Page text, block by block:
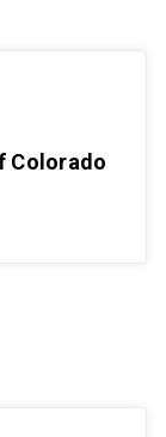
Colorado